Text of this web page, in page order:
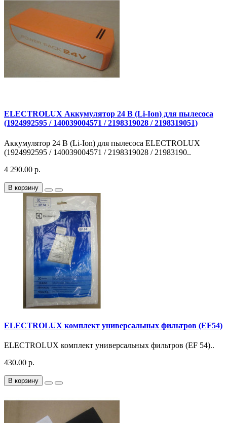
ELECTROLUX Аккумулятор 24 В (Li-Ion) для пылесоса
(1924992595 / 140039004571 / 2198319028 / 2198319051)
Аккумулятор 24 В (Li-Ion) для пылесоса ELECTROLUX
(1924992595 / 140039004571 / 2198319028 / 21983190..
4 290.00 р.
В корзину
ELECTROLUX комплект универсальных фильтров (EF54)
ELECTROLUX комплект универсальных фильтров (EF 54)..
430.00 р.
В корзину